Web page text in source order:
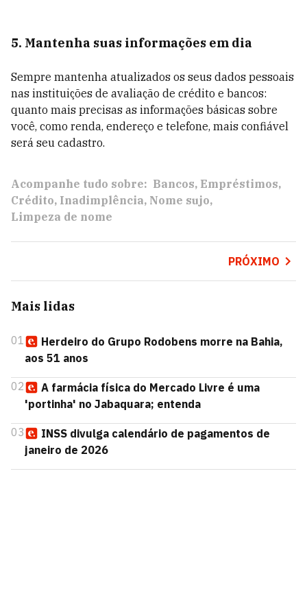
5. Mantenha suas informações em dia
Sempre mantenha atualizados os seus dados pessoais
nas instituições de avaliação de crédito e bancos:
quanto mais precisas as informações básicas sobre
você, como renda, endereço e telefone, mais confiável
será seu cadastro.
Acompanhe tudo sobre: Bancos Empréstimos
Crédito Inadimplência Nome sujo
Limpeza de nome
PRÓXIMO
Mais lidas
01
Herdeiro do Grupo Rodobens morre na Bahia,
aos 51 anos
02
A farmácia física do Mercado Livre é uma
'portinha' no Jabaquara; entenda
03
INSS divulga calendário de pagamentos de
janeiro de 2026